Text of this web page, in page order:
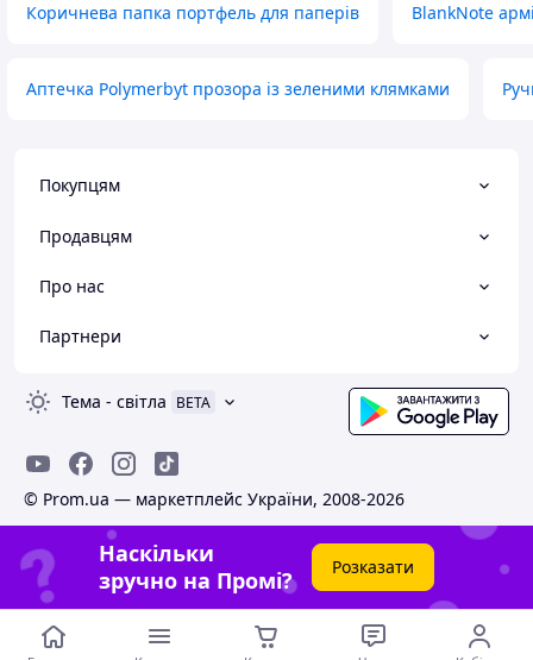
Коричнева папка портфель для паперів BlankNote
Аптечка Polymerbyt прозора із зеленими клямками
Покупцям
Продавцям
Про нас
Партнери
Тема - світла BETA
© Prom.ua — маркетплейс України, 2008-2026
Наскільки
зручно на Промі?
Розказати